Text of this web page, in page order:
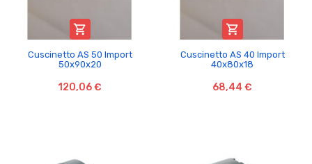

Cuscinetto AS 50 Import
50x90x20
120,06 €

Cuscinetto AS 40 Import
40x80x18
68,44 €